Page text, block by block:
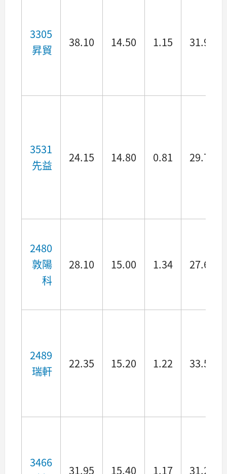
3305
昇貿
38.10 14.50 1.15 31.96
3531
先益
24.15 14.80 0.81 29.78
2480
敦陽
科
28.10 15.00 1.34 27.66
2489
瑞軒
22.35 15.20 1.22 33.53
3466
31.95 15.40 1.17 31.28